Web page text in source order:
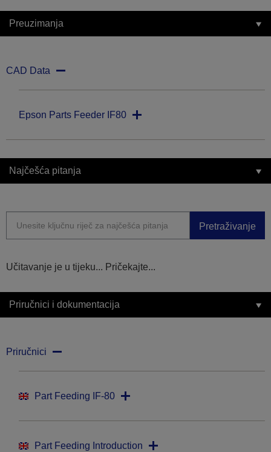
Preuzimanja
CAD Data
Epson Parts Feeder IF80
Najčešća pitanja
Pretraživanje
Učitavanje je u tijeku... Pričekajte...
Priručnici i dokumentacija
Priručnici
Part Feeding IF-80
Part Feeding Introduction